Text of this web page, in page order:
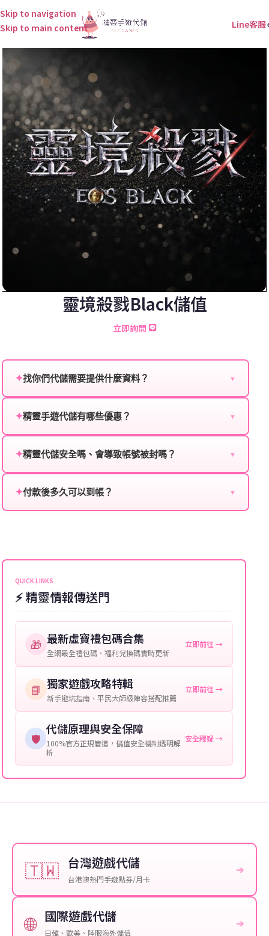
Skip to navigation
Skip to main content
Line客服
靈境殺戮Black儲值
立即詢問
✦找你們代儲需要提供什麼資料？ ▼
服：
角色名稱：您遊戲中的角色名稱。
等級：角色的當前等級。
提供這些信息能幫助我們更快地處理您的代儲需求，確
保您盡享遊戲樂趣！
✦精靈手遊代儲有哪些優惠？ ▼
贈送、大額儲值優惠及節日限定活動，儲值最低6折
✦精靈代儲安全嗎、會導致帳號被封嗎？ ▼
單，不使用外掛程式、非法點數或異常儲值管道。您獲
✦付款後多久可以到帳？ ▼
可直接聯絡客服查詢訂單進度。
QUICK LINKS
⚡ 精靈情報傳送門
🎁 最新虛寶禮包碼合集
全網最全禮包碼、福利兌換碼實時更新
立即前往 →
📘 獨家遊戲攻略特輯
新手避坑指南、平民大師級陣容搭配推薦
立即前往 →
🛡️
代儲原理與安全保障
100%官方正規管道，儲值安全機制透明解
析
安全釋疑 →
🇹🇼 台灣遊戲代儲
台港澳熱門手遊點券/月卡
➔
🌐 國際遊戲代儲
日韓、歐美、陸服海外儲值
➔